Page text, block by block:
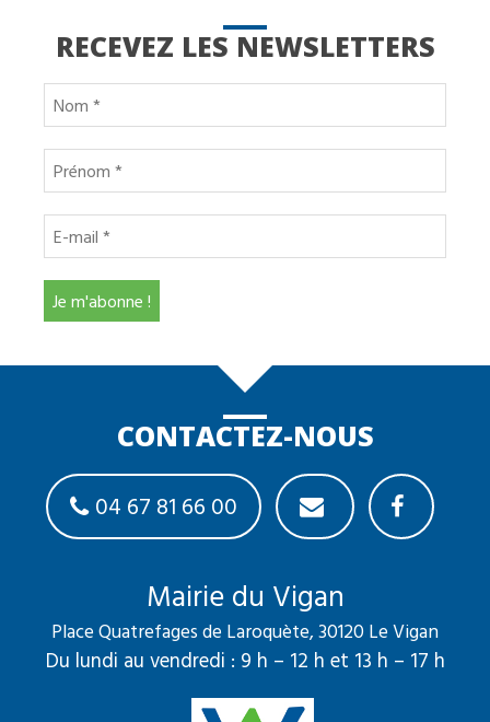
RECEVEZ LES NEWSLETTERS
CONTACTEZ-NOUS
04 67 81 66 00
Mairie du Vigan
Place Quatrefages de Laroquète, 30120 Le Vigan
Du lundi au vendredi : 9 h – 12 h et 13 h – 17 h